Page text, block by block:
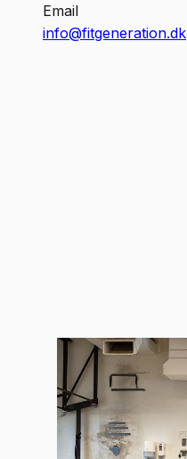
Email
info@fitgeneration.dk